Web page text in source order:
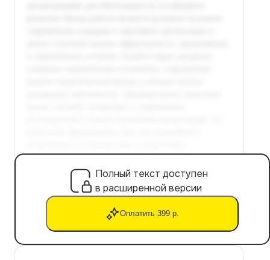
Полный текст доступен
в расширенной версии
Оплатить 399 р.